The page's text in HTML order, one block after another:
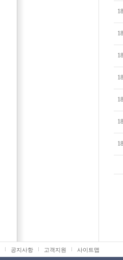
볼베어링
유니트 베어링
LM 가이
볼스크류
공지사항 고객지원 사이트맵